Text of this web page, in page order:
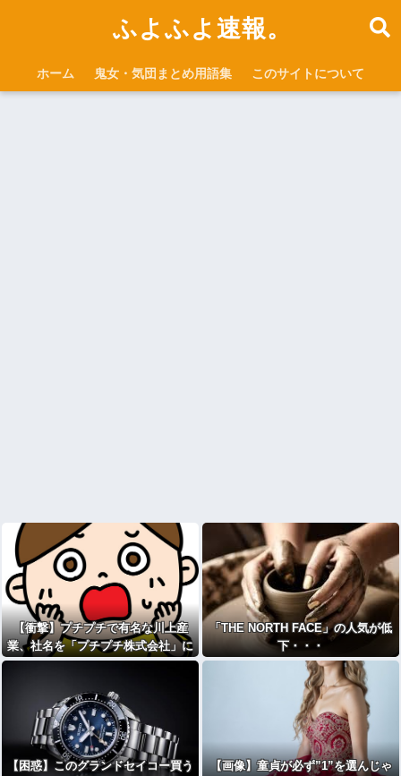
ふよふよ速報。
ホーム 鬼女・気団まとめ用語集 このサイトについて
【衝撃】プチプチで有名な川上産
業、社名を「プチプチ株式会社」に
変更されるｗｗｗｗｗ
「THE NORTH FACE」の人気が低
下・・・
【困惑】このグランドセイコー買う
【画像】童貞が必ず”1”を選んじゃ